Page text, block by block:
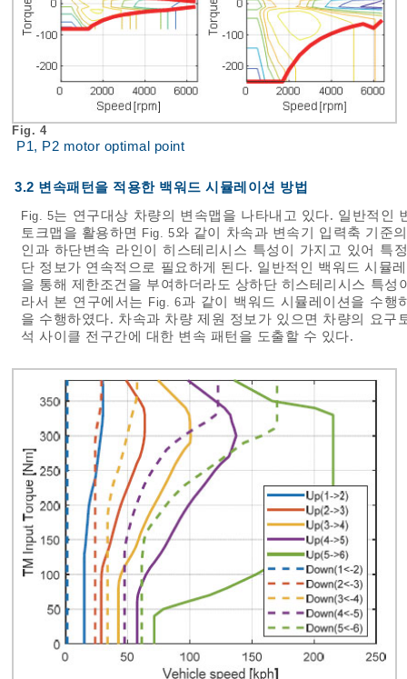
Fig. 4
P1, P2 motor optimal point
3.2 변속패턴을 적용한 백워드 시뮬레이션 방법
Fig. 5는 연구대상 차량의 변속맵을 나타내고 있다. 일반적인
토크맵을 활용하면
Fig. 5와 같이 차속과 변속기 입력축 기준
인과 하단변속 라인이 히스테리시스 특성이 가지고 있어 특
단 정보가 연속적으로 필요하게 된다. 일반적인 백워드 시뮬
을 통해 제한조건을 부여하더라도 상하단 히스테리시스 특
라서 본 연구에서는 Fig. 6과 같이 백워드 시뮬레이션을 수행
을 수행하였다. 차속과 차량 제원 정보가 있으면 차량의 요
석 사이클 전구간에 대한 변속 패턴을 도출할 수 있다.